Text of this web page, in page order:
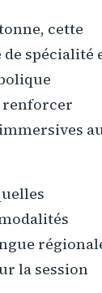
cette
spécialité
renforcer
la session